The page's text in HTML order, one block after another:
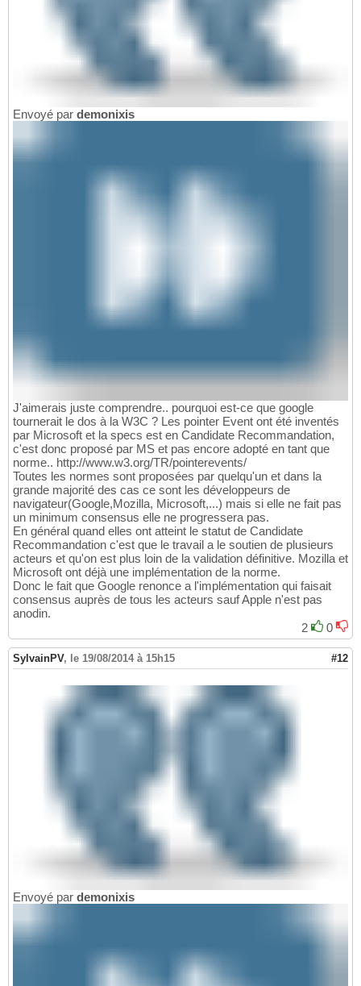
Envoyé par demonixis
J'aimerais juste comprendre.. pourquoi est-ce que google
tournerait le dos à la W3C ? Les pointer Event ont été inventés
par Microsoft et la specs est en Candidate Recommandation,
c'est donc proposé par MS et pas encore adopté en tant que
norme.. http://www.w3.org/TR/pointerevents/
Toutes les normes sont proposées par quelqu'un et dans la
grande majorité des cas ce sont les développeurs de
navigateur(Google,Mozilla, Microsoft,...) mais si elle ne fait pas
un minimum consensus elle ne progressera pas.
En général quand elles ont atteint le statut de Candidate
Recommandation c'est que le travail a le soutien de plusieurs
acteurs et qu'on est plus loin de la validation définitive. Mozilla et
Microsoft ont déjà une implémentation de la norme.
Donc le fait que Google renonce a l'implémentation qui faisait
consensus auprès de tous les acteurs sauf Apple n'est pas
anodin.
2
0
SylvainPV, le 19/08/2014 à 15h15 #12
Envoyé par demonixis